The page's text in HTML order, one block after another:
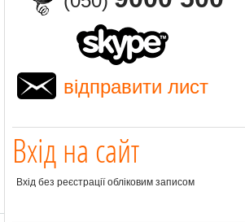
відправити лист
Вхід на сайт
Вхід без реєстрації обліковим записом